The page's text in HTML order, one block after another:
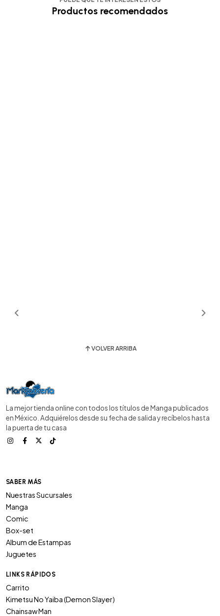
Productos recomendados
VOLVER ARRIBA
La mejor tienda online con todos los títulos de Manga publicados
en México. Adquiérelos desde su fecha de salida y recíbelos hasta
la puerta de tu casa
SABER MÁS
Nuestras Sucursales
Manga
Comic
Box-set
Album de Estampas
Juguetes
LINKS RÁPIDOS
Carrito
Kimetsu No Yaiba (Demon Slayer)
Chainsaw Man